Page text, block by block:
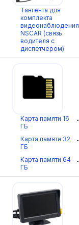
Тангента для
комплекта
видеонаблюдения
NSCAR (связь
водителя с
диспетчером)
Карта памяти 16
ГБ
Карта памяти 32
ГБ
Карта памяти 64
ГБ